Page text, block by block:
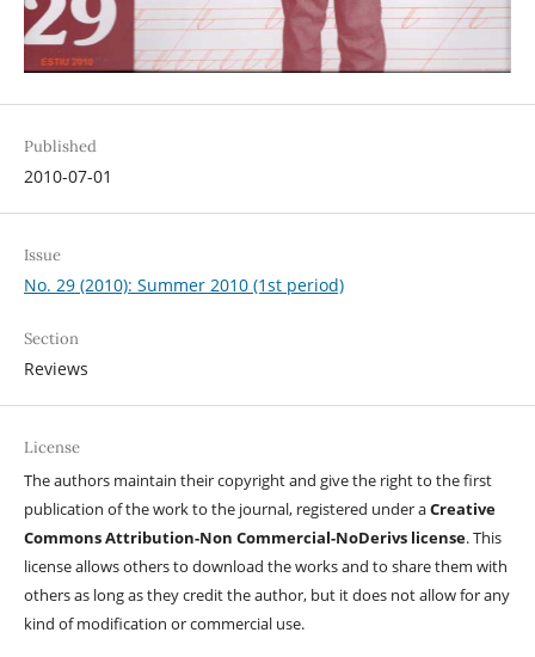
Published
2010-07-01
Issue
No. 29 (2010): Summer 2010 (1st period)
Section
Reviews
License
The authors maintain their copyright and give the right to the first
publication of the work to the journal, registered under aCreative
Commons Attribution-Non Commercial-NoDerivs license. This
license allows others to download the works and to share them with
others as long as they credit the author, but it does not allow for any
kind of modification or commercial use.